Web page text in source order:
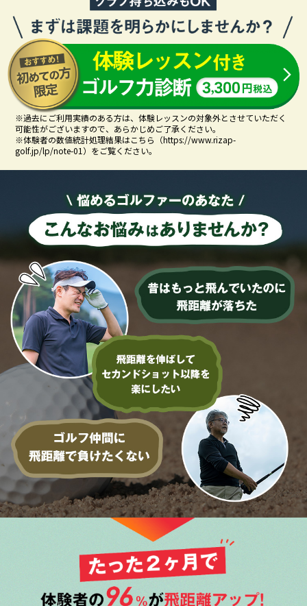
※過去にご利用実績のある方は、体験レッスンの対象外とさせていただく
可能性がございますので、あらかじめご了承ください。
※体験者の数値統計処理結果はこちら（https://www.rizap-
golf.jp/lp/note-01 ）をご覧ください。